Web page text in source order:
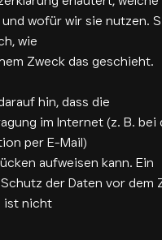
wofür wir sie nutzen.
wie
Zweck das geschieht.
hin, dass die
im Internet (z. B. bei
per E-Mail)
aufweisen kann. Ein
der Daten vor dem
ist nicht